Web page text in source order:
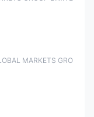
MARKETS GRO